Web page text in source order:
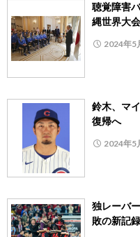
聴覚障害
縄世界大会
2024年5
鈴木、マ
復帰へ
2024年5
独レーバ
敗の新記録